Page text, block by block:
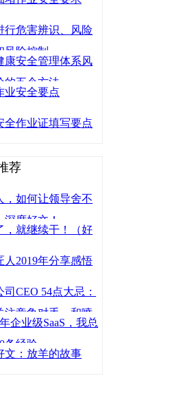
行危害辨识、风险
风险控制
康安全管理体系风
的五个方法
业安全要点
全作业证填写要点
荐
，如何让领导舍不
深度好文！
，就继续干！（好
人2019年分享感悟
司CEO 54点大忌：
注竞争对手、和喷
企业级SaaS，我总
条经验
文：放羊的故事